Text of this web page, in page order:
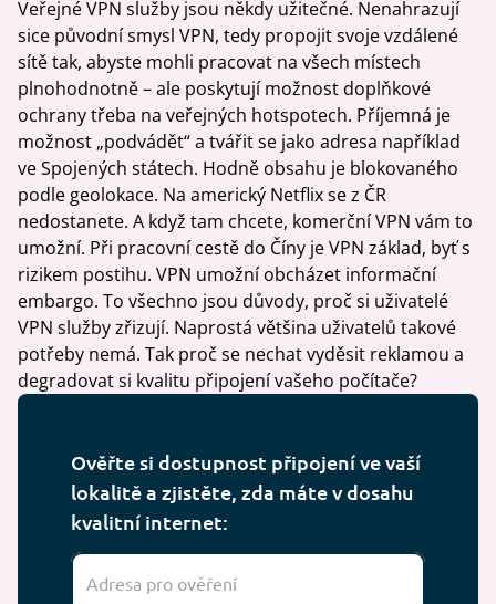
Veřejné VPN služby jsou někdy užitečné. Nenahrazují
sice původní smysl VPN, tedy propojit svoje vzdálené
sítě tak, abyste mohli pracovat na všech místech
plnohodnotně – ale poskytují možnost doplňkové
ochrany třeba na veřejných hotspotech. Příjemná je
možnost „podvádět“ a tvářit se jako adresa například
ve Spojených státech. Hodně obsahu je blokovaného
podle geolokace. Na americký Netflix se z ČR
nedostanete. A když tam chcete, komerční VPN vám to
umožní. Při pracovní cestě do Číny je VPN základ, byť s
rizikem postihu. VPN umožní obcházet informační
embargo. To všechno jsou důvody, proč si uživatelé
VPN služby zřizují. Naprostá většina uživatelů takové
potřeby nemá. Tak proč se nechat vyděsit reklamou a
degradovat si kvalitu připojení vašeho počítače?
Ověřte si dostupnost připojení ve vaší
lokalitě a zjistěte, zda máte v dosahu
kvalitní internet: